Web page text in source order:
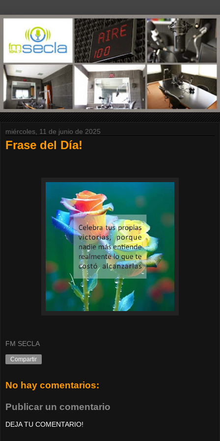
miércoles, 11 de junio de 2025
Frase del Día!
FM SECLA
Compartir
No hay comentarios:
Publicar un comentario
DEJA TU COMENTARIO!